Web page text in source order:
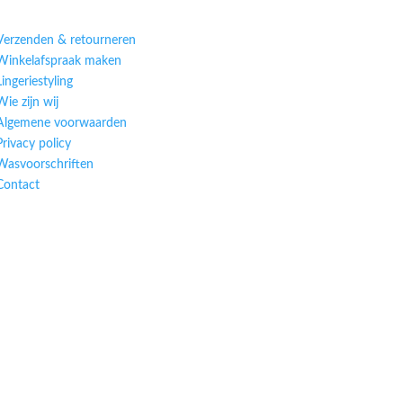
& retourneren
maken
zijn wij
voorwaarden
policy